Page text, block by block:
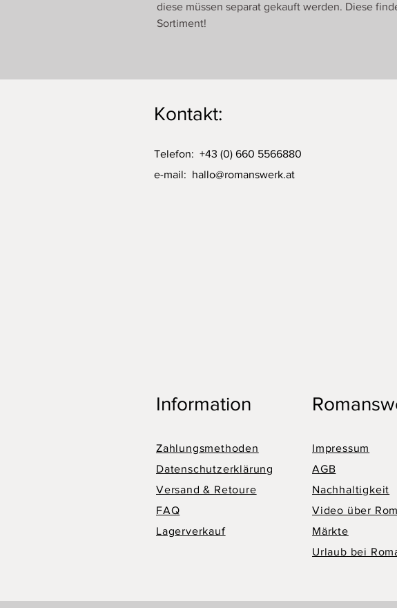
diese müssen separat gekauft werden. Diese
Sortiment!
Kontakt:
Telefon: +43 (0) 660 5566880
e-mail: hallo@romanswerk.at
Information
Zahlungsmethoden
Datenschutzerklärung
Versand & Retoure
FAQ
Lagerverkauf
Impressum
AGB
Nachhaltigkeit
Video über
Märkte
Urlaub bei